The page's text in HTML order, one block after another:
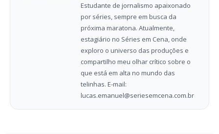
Estudante de jornalismo apaixonado
por séries, sempre em busca da
próxima maratona. Atualmente,
estagiário no Séries em Cena, onde
exploro o universo das produções e
compartilho meu olhar crítico sobre o
que está em alta no mundo das
telinhas. E-mail:
lucas.emanuel@seriesemcena.com.br